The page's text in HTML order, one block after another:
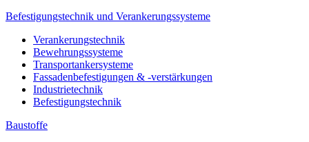
Befestigungstechnik und Verankerungssysteme
Verankerungstechnik
Bewehrungssysteme
Transportankersysteme
Fassadenbefestigungen & -verstärkungen
Industrietechnik
Befestigungstechnik
Baustoffe